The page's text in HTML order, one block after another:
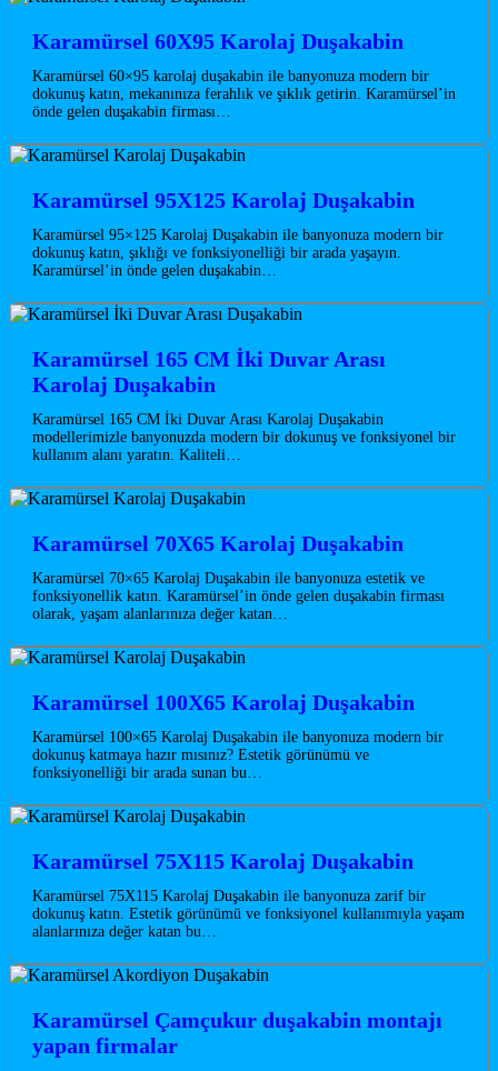
Karamürsel 60X95 Karolaj Duşakabin
Karamürsel 60×95 karolaj duşakabin ile banyonuza modern bir
dokunuş katın, mekanınıza ferahlık ve şıklık getirin. Karamürsel’in
önde gelen duşakabin firması…
Karamürsel 95X125 Karolaj Duşakabin
Karamürsel 95×125 Karolaj Duşakabin ile banyonuza modern bir
dokunuş katın, şıklığı ve fonksiyonelliği bir arada yaşayın.
Karamürsel’in önde gelen duşakabin…
Karamürsel 165 CM İki Duvar Arası
Karolaj Duşakabin
Karamürsel 165 CM İki Duvar Arası Karolaj Duşakabin
modellerimizle banyonuzda modern bir dokunuş ve fonksiyonel bir
kullanım alanı yaratın. Kaliteli…
Karamürsel 70X65 Karolaj Duşakabin
Karamürsel 70×65 Karolaj Duşakabin ile banyonuza estetik ve
fonksiyonellik katın. Karamürsel’in önde gelen duşakabin firması
olarak, yaşam alanlarınıza değer katan…
Karamürsel 100X65 Karolaj Duşakabin
Karamürsel 100×65 Karolaj Duşakabin ile banyonuza modern bir
dokunuş katmaya hazır mısınız? Estetik görünümü ve
fonksiyonelliği bir arada sunan bu…
Karamürsel 75X115 Karolaj Duşakabin
Karamürsel 75X115 Karolaj Duşakabin ile banyonuza zarif bir
dokunuş katın. Estetik görünümü ve fonksiyonel kullanımıyla yaşam
alanlarınıza değer katan bu…
Karamürsel Çamçukur duşakabin montajı
yapan firmalar